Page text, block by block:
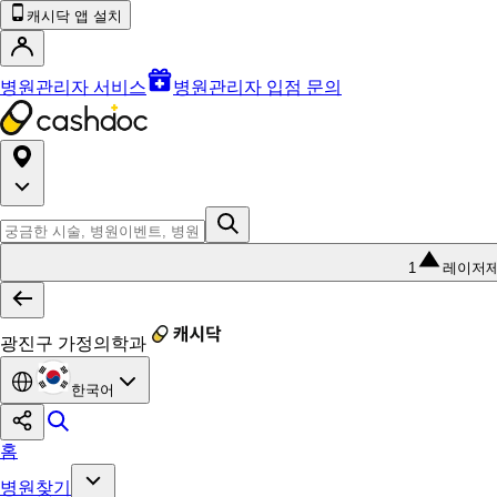
캐시닥 앱 설치
병원관리자 서비스 병원관리자 입점 문의
1 레이저
광진구 가정의학과
한국어
홈
병원찾기